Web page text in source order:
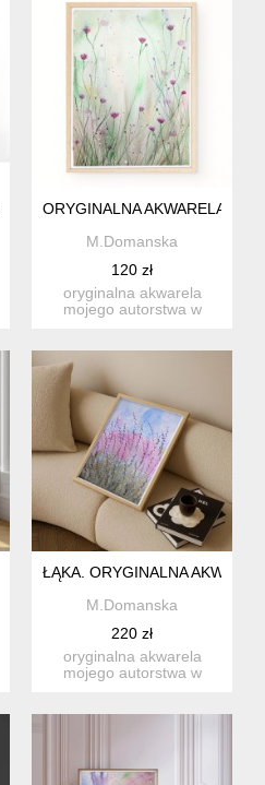
AKWARELA A3
ORYGINALNA AKWARELA
M.Domanska
120 zł
oryginalna akwarela
mojego autorstwa w
ŁĄKA. ORYGINALNA
M.Domanska
220 zł
oryginalna akwarela
mojego autorstwa w